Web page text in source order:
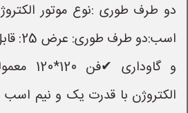
دو طرف طوری :نوع موتور
اسب:دو
و